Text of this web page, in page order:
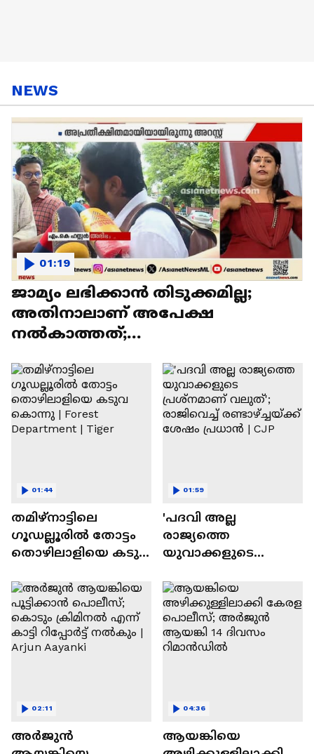
NEWS
ജാമ്യം ലഭിക്കാൻ തിടുക്കമില്ല;
അതിനാലാണ് അപേക്ഷ
നൽകാത്തത്;
അഭിഭാഷകൻ
01:19
തമിഴ്‌നാട്ടിലെ
ഗൂഡല്ലൂരില്‍ തോട്ടം
തൊഴിലാളിയെ കടുവ
Department | Tiger
01:44
'പദവി അല്ല
രാജ്യത്തെ
യുവാക്കളുടെ
രാജിവെച്ച്
രണ്ടാഴ്ച്ചയ്ക്ക് ശേഷം
പ്രധാൻ | CJP
01:59
അര്‍ജുൻ
02:11
ആയങ്കിയെ
04:36